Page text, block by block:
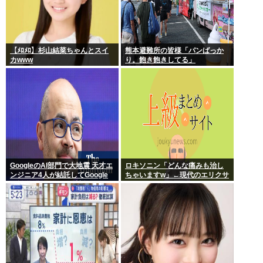
【ﾒﾛﾒﾛ】杉山結菜ちゃんとスイ
カwww
熊本避難所の皆様「パンばっか
り。飽き飽きしてる」
GoogleのAI部門で大地震 天才エ
ンジニア4人が結託してGoogle
を離脱 遅れを取るAI競争さらに
苦しく 株価に影響大
ロキソニン「どんな痛みも治し
ちゃいますw」←現代のエリクサ
ーやろ…